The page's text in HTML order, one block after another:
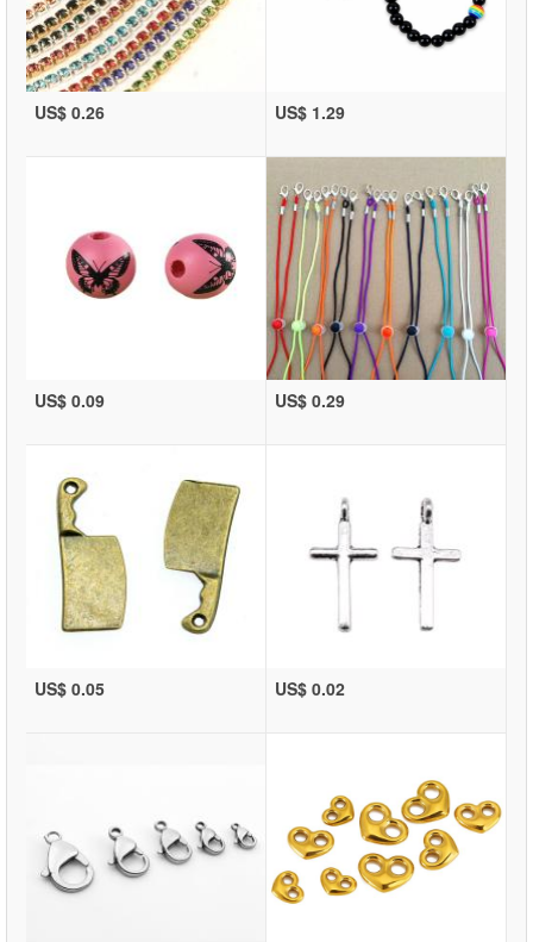
US$ 0.26 US$ 1.29
US$ 0.09 US$ 0.29
US$ 0.05 US$ 0.02